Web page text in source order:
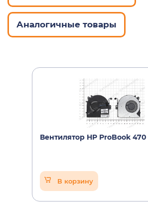
Аналогичные товары
Вентилятор HP ProBook 470
В корзину